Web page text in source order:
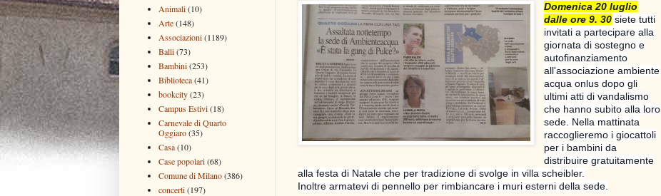
Domenica 20 luglio
dalle ore 9. 30 siete tutti
invitati a partecipare alla
giornata di sostegno e
autofinanziamento
all'associazione ambiente
acqua onlus dopo gli
ultimi atti di vandalismo
che hanno subito alla loro
sede. Nella mattinata
raccoglieremo i giocattoli
per i bambini da
distribuire gratuitamente
alla festa di Natale che per tradizione di svolge in villa scheibler.
Inoltre armatevi di pennello per rimbiancare i muri esterni della sede.
Animali(10)
Arte(148)
Associazioni(1189)
Balli(73)
Bambini(253)
Biblioteca(41)
bookcity(23)
Campus Estivi(18)
Carnevale di Quarto
Oggiaro(35)
Casa(10)
Case popolari(68)
Comune di Milano(386)
concerti(197)